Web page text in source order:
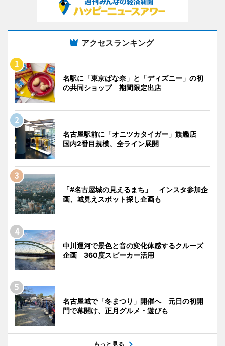
アクセスランキング
名駅に「東京ばな奈」と「ディズニー」の初
の共同ショップ 期間限定出店
名古屋駅前に「オニツカタイガー」旗艦店
国内2番目規模、全ライン展開
「#名古屋城の見えるまち」 インスタ参加企
画、城見えスポット探し企画も
中川運河で景色と音の変化体感するクルーズ
企画 360度スピーカー活用
名古屋城で「冬まつり」開催へ 元日の初開
門で幕開け、正月グルメ・遊びも
もっと見る